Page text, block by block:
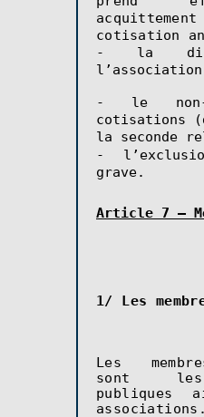
cotisation
- la
l’association
- le non-
cotisations
la seconde
-
grave.
Article 7 –
1/ Les
Les
sont les
publiques
associations .